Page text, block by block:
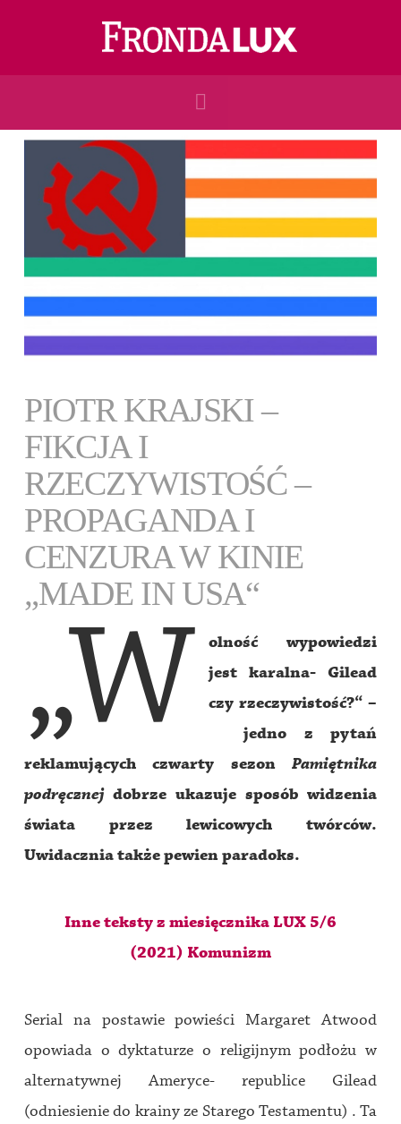
PIOTR KRAJSKI –
FIKCJA I
RZECZYWISTOŚĆ –
PROPAGANDA I
CENZURA W KINIE
„MADE IN USA“
„W
olność wypowiedzi
jest karalna- Gilead
czy rzeczywistość?“ –
jedno z pytań
reklamujących czwarty sezonPamiętnika
podręcznejdobrze ukazuje sposób widzenia
świata przez lewicowych twórców.
Uwidacznia także pewien paradoks.
Inne teksty z miesięcznika LUX 5/6
(2021) Komunizm
Serial na postawie powieści Margaret Atwood
opowiada o dyktaturze o religijnym podłożu w
alternatywnej Ameryce- republice Gilead
(odniesienie do krainy ze Starego Testamentu) . Ta